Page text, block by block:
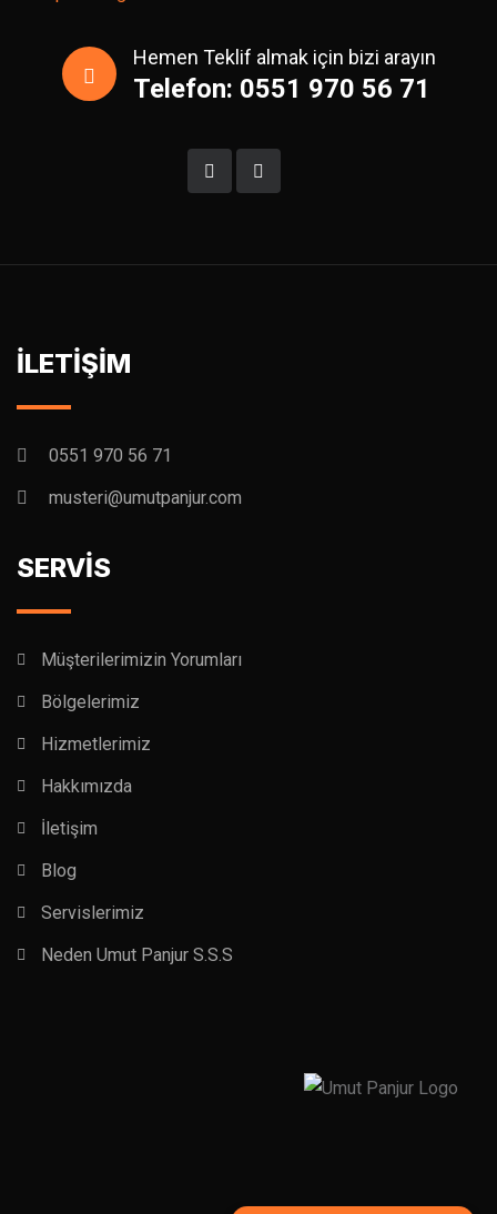
Hemen Teklif almak için bizi arayın
Telefon: 0551 970 56 71
İLETİŞİM
0551 970 56 71
musteri@umutpanjur.com
SERVİS
Müşterilerimizin Yorumları
Bölgelerimiz
Hizmetlerimiz
Hakkımızda
İletişim
Blog
Servislerimiz
Neden Umut Panjur S.S.S